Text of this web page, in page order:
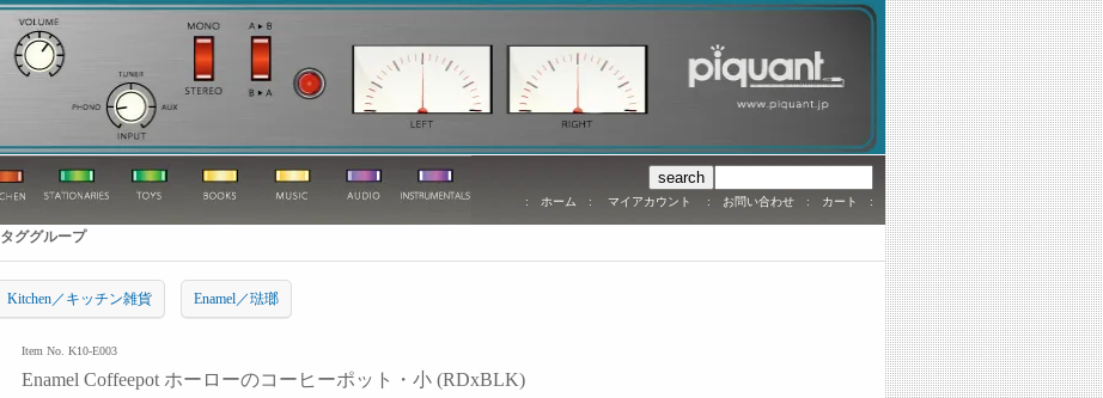
: ホーム : マイアカウント : お問い合わせ : カート :
タググループ
Kitchen／キッチン雑貨 Enamel／琺瑯
Item No. K10-E003
Enamel Coffeepot ホーローのコーヒーポット・小 (RDxBLK)